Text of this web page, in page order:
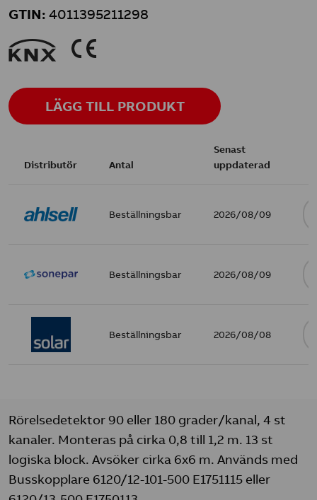
GTIN: 4011395211298
9 K
LÄGG TILL PRODUKT
Distributör Antal
Senast
uppdaterad
Beställningsbar 2026/08/09
Beställningsbar 2026/08/09
Beställningsbar 2026/08/08
Rörelsedetektor 90 eller 180 grader/kanal, 4 st
kanaler. Monteras på cirka 0,8 till 1,2 m. 13 st
logiska block. Avsöker cirka 6x6 m. Används med
Busskopplare 6120/12-101-500 E1751115 eller